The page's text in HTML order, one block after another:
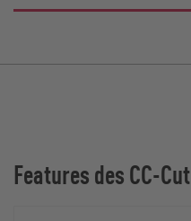
Features des CC-Cut